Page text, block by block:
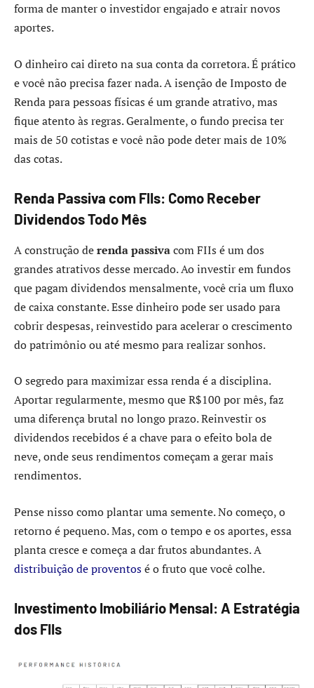
forma de manter o investidor engajado e atrair novos
aportes.
O dinheiro cai direto na sua conta da corretora. É prático
e você não precisa fazer nada. A isenção de Imposto de
Renda para pessoas físicas é um grande atrativo, mas
fique atento às regras. Geralmente, o fundo precisa ter
mais de 50 cotistas e você não pode deter mais de 10%
das cotas.
Renda Passiva com FIIs: Como Receber
Dividendos Todo Mês
A construção derenda passivacom FIIs é um dos
grandes atrativos desse mercado. Ao investir em fundos
que pagam dividendos mensalmente, você cria um fluxo
de caixa constante. Esse dinheiro pode ser usado para
cobrir despesas, reinvestido para acelerar o crescimento
do patrimônio ou até mesmo para realizar sonhos.
O segredo para maximizar essa renda é a disciplina.
Aportar regularmente, mesmo que R$100 por mês, faz
uma diferença brutal no longo prazo. Reinvestir os
dividendos recebidos é a chave para o efeito bola de
neve, onde seus rendimentos começam a gerar mais
rendimentos.
Pense nisso como plantar uma semente. No começo, o
retorno é pequeno. Mas, com o tempo e os aportes, essa
planta cresce e começa a dar frutos abundantes. A
distribuição de proventosé o fruto que você colhe.
Investimento Imobiliário Mensal: A Estratégia
dos FIIs